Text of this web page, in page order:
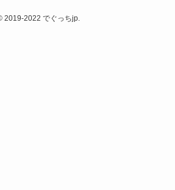
2019-2022 でぐっちjp.